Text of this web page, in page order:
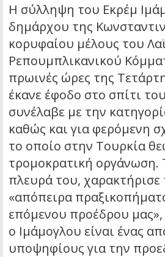
Η σύλληψη του Εκρέμ
δημάρχου της
κορυφαίου μέλους του
Ρεπουμπλικανικού
πρωινές ώρες της
έκανε έφοδο στο σπίτι
συνέλαβε με την
καθώς και για φερόμενη
το οποίο στην Τουρκία
τρομοκρατική οργάνωση.
πλευρά του,
«απόπειρα
επόμενου προέδρου
ο Ιμάμογλου είναι ένας
υποψηφίους για την